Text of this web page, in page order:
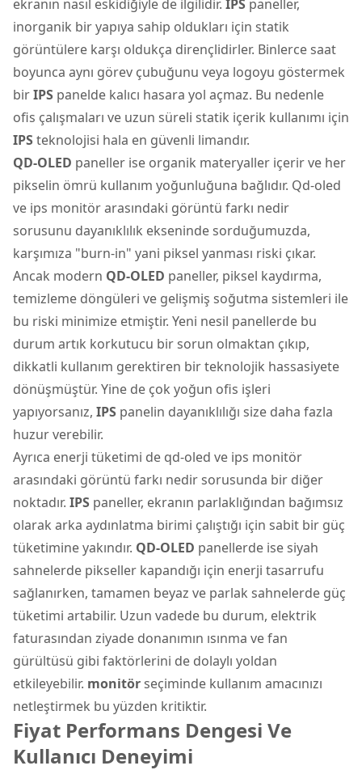
ekranın nasıl eskidiğiyle de ilgilidir. IPS paneller,
inorganik bir yapıya sahip oldukları için statik
görüntülere karşı oldukça dirençlidirler. Binlerce saat
boyunca aynı görev çubuğunu veya logoyu göstermek
birIPS panelde kalıcı hasara yol açmaz. Bu nedenle
ofis çalışmaları ve uzun süreli statik içerik kullanımı için
IPSteknolojisi hala en güvenli limandır.
QD-OLED paneller ise organik materyaller içerir ve her
pikselin ömrü kullanım yoğunluğuna bağlıdır. Qd-oled
ve ips monitör arasındaki görüntü farkı nedir
sorusunu dayanıklılık ekseninde sorduğumuzda,
karşımıza "burn-in" yani piksel yanması riski çıkar.
Ancak modern QD-OLED paneller, piksel kaydırma,
temizleme döngüleri ve gelişmiş soğutma sistemleri ile
bu riski minimize etmiştir. Yeni nesil panellerde bu
durum artık korkutucu bir sorun olmaktan çıkıp,
dikkatli kullanım gerektiren bir teknolojik hassasiyete
dönüşmüştür. Yine de çok yoğun ofis işleri
yapıyorsanız, IPS panelin dayanıklılığı size daha fazla
huzur verebilir.
Ayrıca enerji tüketimi de qd-oled ve ips monitör
arasındaki görüntü farkı nedir sorusunda bir diğer
noktadır. IPS paneller, ekranın parlaklığından bağımsız
olarak arka aydınlatma birimi çalıştığı için sabit bir güç
tüketimine yakındır. QD-OLED panellerde ise siyah
sahnelerde pikseller kapandığı için enerji tasarrufu
sağlanırken, tamamen beyaz ve parlak sahnelerde güç
tüketimi artabilir. Uzun vadede bu durum, elektrik
faturasından ziyade donanımın ısınma ve fan
gürültüsü gibi faktörlerini de dolaylı yoldan
etkileyebilir. monitörseçiminde kullanım amacınızı
netleştirmek bu yüzden kritiktir.
Fiyat Performans Dengesi Ve
Kullanıcı Deneyimi